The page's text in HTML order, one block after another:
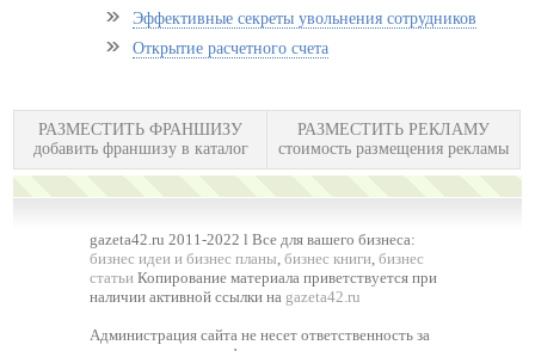
Эффективные секреты увольнения сотрудников
Открытие расчетного счета
РАЗМЕСТИТЬ ФРАНШИЗУ
добавить франшизу в каталог
РАЗМЕСТИТЬ РЕКЛАМУ
стоимость размещения рекламы
gazeta42.ru 2011-2022 l Все для вашего бизнеса:
бизнес идеи и бизнес планы,бизнес книги,бизнес
статьи Копирование материала приветствуется при
наличии активной ссылки на gazeta42.ru
Администрация сайта не несет ответственность за